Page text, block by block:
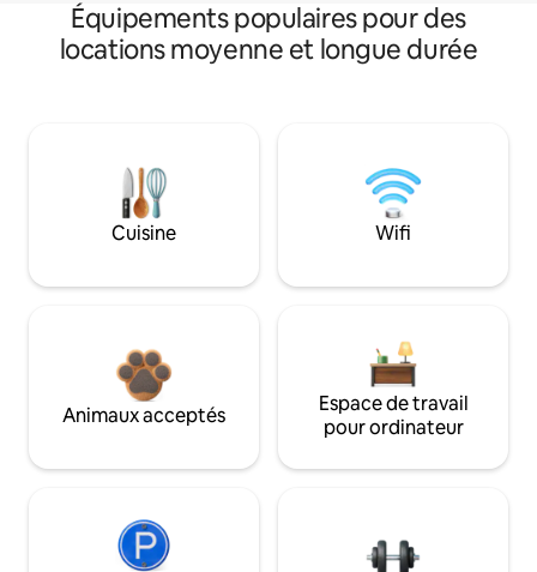
Équipements populaires pour des
locations moyenne et longue durée
Cuisine Wifi
Animaux acceptés
Espace de travail
pour ordinateur